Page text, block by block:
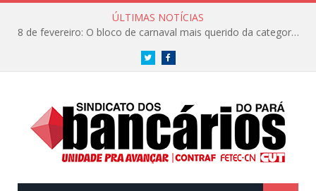
ÚLTIMAS NOTÍCIAS
8 de fevereiro: O bloco de carnaval mais querido da categoria já tem data. Vem pro CarnaBancários 2025!
Twitter